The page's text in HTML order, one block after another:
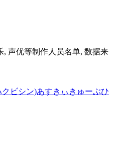
, 声优等制作人员名单, 数据来
ビシン)あすきぃきゅーぶひ